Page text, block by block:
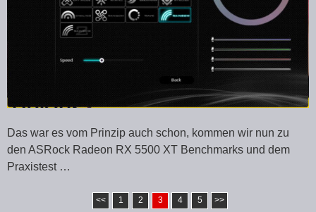
Das war es vom Prinzip auch schon, kommen wir nun zu
den ASRock Radeon RX 5500 XT Benchmarks und dem
Praxistest …
<< 1 2 3 4 5 >>